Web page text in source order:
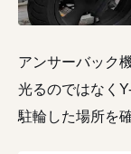
アンサーバック
光るのではなく
駐輪した場所を